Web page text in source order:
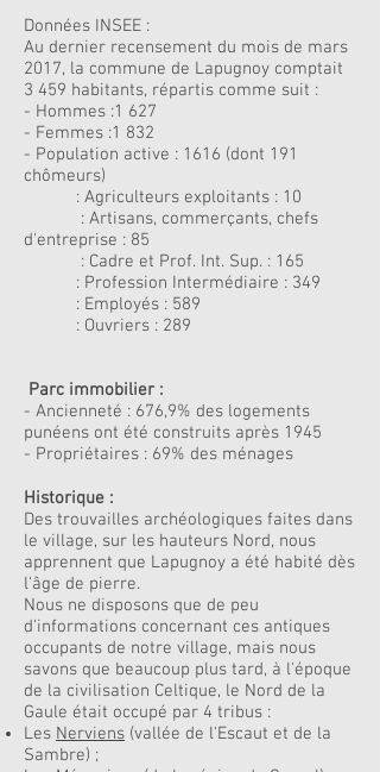
Données INSEE :
Au dernier recensement du mois de mars
2017, la commune de Lapugnoy comptait
3 459 habitants, répartis comme suit :
- Hommes :1 627
- Femmes :1 832
- Population active : 1616 (dont 191
chômeurs)
: Agriculteurs exploitants : 10
: Artisans, commerçants, chefs
d'entreprise : 85
: Cadre et Prof. Int. Sup. : 165
: Profession Intermédiaire : 349
: Employés : 589
: Ouvriers : 289
Parc immobilier :
- Ancienneté : 676,9% des logements
punéens ont été construits après 1945
- Propriétaires : 69% des ménages
Historique :
Des trouvailles archéologiques faites dans
le village, sur les hauteurs Nord, nous
apprennent que Lapugnoy a été habité dès
l'âge de pierre.
Nous ne disposons que de peu
d'informations concernant ces antiques
occupants de notre village, mais nous
savons que beaucoup plus tard, à l'époque
de la civilisation Celtique, le Nord de la
Gaule était occupé par 4 tribus :
Les Nerviens (vallée de l'Escaut et de la
Sambre) ;